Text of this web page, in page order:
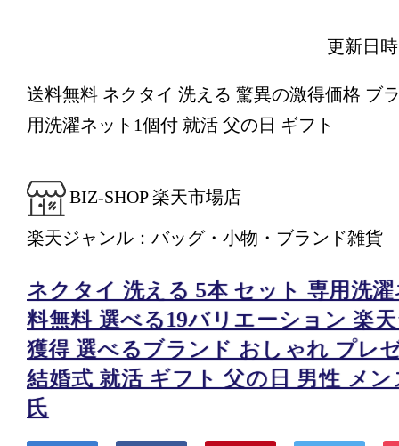
更新日
送料無料 ネクタイ 洗える 驚異の激得価格 ブ
用洗濯ネット1個付 就活 父の日 ギフト
BIZ-SHOP 楽天市場店
楽天ジャンル：バッグ・小物・ブランド雑貨
ネクタイ 洗える 5本 セット 専用洗
料無料 選べる19バリエーション 楽
獲得 選べるブランド おしゃれ プレ
結婚式 就活 ギフト 父の日 男性 メン
氏